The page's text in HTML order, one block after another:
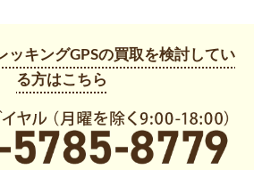
ッキングGPSの買取を検討してい
る方はこちら